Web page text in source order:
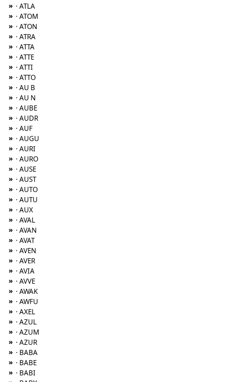
» · ATLA
» · ATOM
» · ATON
» · ATRA
» · ATTA
» · ATTE
» · ATTI
» · ATTO
» · AU B
» · AU N
» · AUBE
» · AUDR
» · AUF
» · AUGU
» · AURI
» · AURO
» · AUSE
» · AUST
» · AUTO
» · AUTU
» · AUX
» · AVAL
» · AVAN
» · AVAT
» · AVEN
» · AVER
» · AVIA
» · AVVE
» · AWAK
» · AWFU
» · AXEL
» · AZUL
» · AZUM
» · AZUR
» · BABA
» · BABE
» · BABI